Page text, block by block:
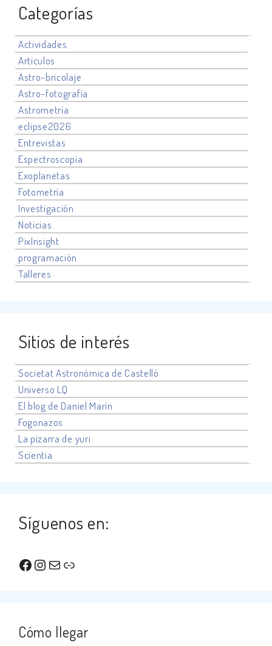
Categorías
Actividades
Artículos
Astro-bricolaje
Astro-fotografía
Astrometría
eclipse2026
Entrevistas
Espectroscopía
Exoplanetas
Fotometría
Investigación
Noticias
PixInsight
programación
Talleres
Sitios de interés
Societat Astronòmica de Castelló
Universo LQ
El blog de Daniel Marín
Fogonazos
La pizarra de yuri
Scientia
Síguenos en:
Facebook
Instagram
Correo electrónico
Enlace
Cómo llegar